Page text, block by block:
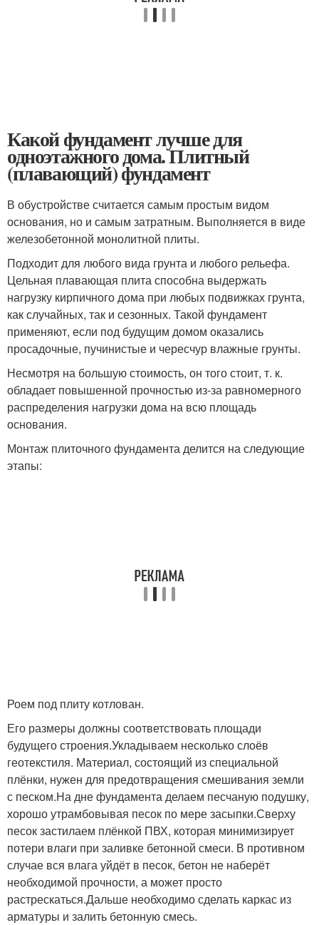
Какой фундамент лучше для
одноэтажного дома. Плитный
(плавающий) фундамент
В обустройстве считается самым простым видом
основания, но и самым затратным. Выполняется в виде
железобетонной монолитной плиты.
Подходит для любого вида грунта и любого рельефа.
Цельная плавающая плита способна выдержать
нагрузку кирпичного дома при любых подвижках грунта,
как случайных, так и сезонных. Такой фундамент
применяют, если под будущим домом оказались
просадочные, пучинистые и чересчур влажные грунты.
Несмотря на большую стоимость, он того стоит, т. к.
обладает повышенной прочностью из-за равномерного
распределения нагрузки дома на всю площадь
основания.
Монтаж плиточного фундамента делится на следующие
этапы:
Роем под плиту котлован.
Его размеры должны соответствовать площади
будущего строения.Укладываем несколько слоёв
геотекстиля. Материал, состоящий из специальной
плёнки, нужен для предотвращения смешивания земли
с песком.На дне фундамента делаем песчаную подушку,
хорошо утрамбовывая песок по мере засыпки.Сверху
песок застилаем плёнкой ПВХ, которая минимизирует
потери влаги при заливке бетонной смеси. В противном
случае вся влага уйдёт в песок, бетон не наберёт
необходимой прочности, а может просто
растрескаться.Дальше необходимо сделать каркас из
арматуры и залить бетонную смесь.